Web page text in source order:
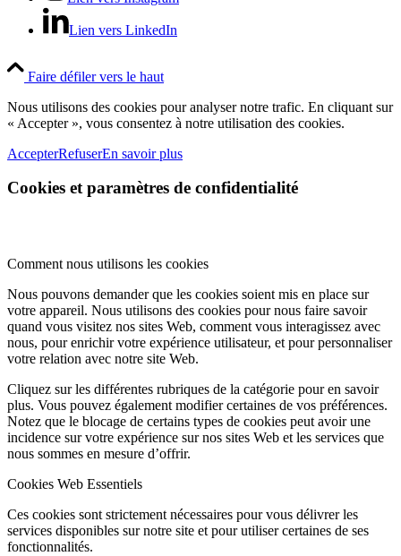
Lien vers LinkedIn
Faire défiler vers le haut
Nous utilisons des cookies pour analyser notre trafic. En cliquant sur
« Accepter », vous consentez à notre utilisation des cookies.
AccepterRefuserEn savoir plus
Cookies et paramètres de confidentialité
Comment nous utilisons les cookies
Nous pouvons demander que les cookies soient mis en place sur
votre appareil. Nous utilisons des cookies pour nous faire savoir
quand vous visitez nos sites Web, comment vous interagissez avec
nous, pour enrichir votre expérience utilisateur, et pour personnaliser
votre relation avec notre site Web.
Cliquez sur les différentes rubriques de la catégorie pour en savoir
plus. Vous pouvez également modifier certaines de vos préférences.
Notez que le blocage de certains types de cookies peut avoir une
incidence sur votre expérience sur nos sites Web et les services que
nous sommes en mesure d’offrir.
Cookies Web Essentiels
Ces cookies sont strictement nécessaires pour vous délivrer les
services disponibles sur notre site et pour utiliser certaines de ses
fonctionnalités.